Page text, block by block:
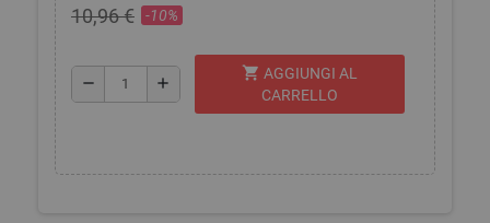
10,96 € -10%
remove add
shopping_cart AGGIUNGI AL
CARRELLO